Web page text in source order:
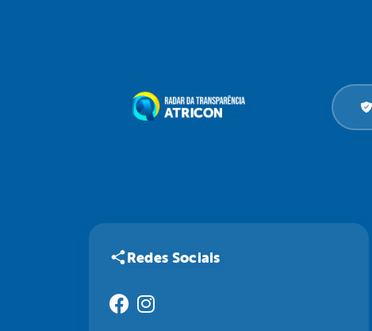
Redes Sociais